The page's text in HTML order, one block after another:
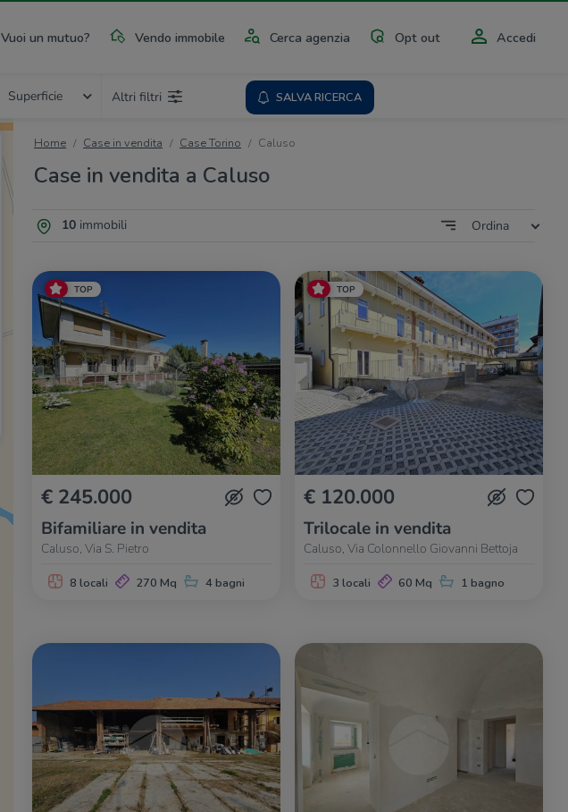
Vuoi un mutuo? Vendo immobile Cerca agenzia Opt out Accedi
Superficie Altri filtri SALVA RICERCA
Home Case in vendita Case Torino Caluso
Case in vendita a Caluso
10immobili Ordina
TOP
€ 245.000
Bifamiliare in vendita
Caluso, Via S. Pietro
8 locali 270 Mq 4 bagni
TOP
€ 120.000
Trilocale in vendita
Caluso, Via Colonnello Giovanni Bettoja
3 locali 60 Mq 1 bagno